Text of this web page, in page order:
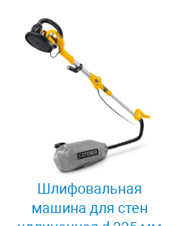
Шлифовальная
машина для стен